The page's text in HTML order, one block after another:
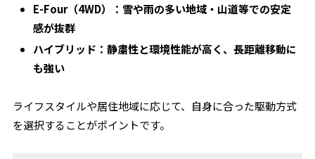
E-Four（4WD）：雪や雨の多い地域・山道等での安定
感が抜群
ハイブリッド：静粛性と環境性能が高く、長距離移動に
も強い
ライフスタイルや居住地域に応じて、自身に合った駆動方式
を選択することがポイントです。